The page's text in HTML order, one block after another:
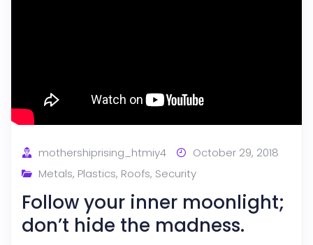
mothershiprising_htmiy4
October 29, 2018
Metals, Plastics, Roofs, Security
Follow your inner moonlight;
don’t hide the madness.